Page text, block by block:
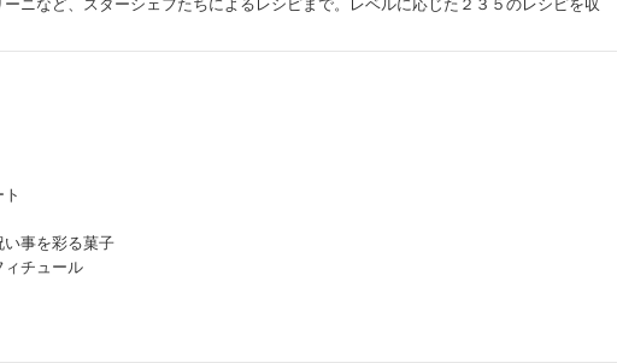
ーニなど、スターシェフたちによるレシピまで。レベルに応じた２３５のレシピを収
事を彩る菓子
ィチュール